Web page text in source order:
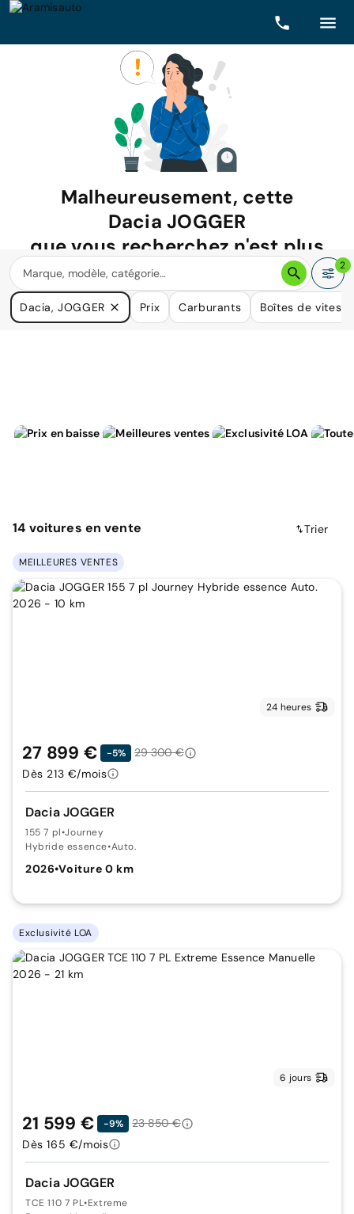
Malheureusement, cette
Dacia JOGGER
que vous recherchez n'est plus
disponible.
Nous avons de nombreuses voitures qui pourraient répondre
à vos besoins.
2
Dacia, JOGGER Prix Carburants Boîtes de vitesse
14 voitures en vente Trier
MEILLEURES VENTES
24 heures
Dacia JOGGER
155 7 pl•Journey
Hybride essence•Auto.
2026•Voiture 0 km
27 899 € -5%
29 300 €
Dès 213 €/mois
Exclusivité LOA
6 jours
Dacia JOGGER
TCE 110 7 PL•Extreme
21 599 € -9%
23 850 €
Dès 165 €/mois